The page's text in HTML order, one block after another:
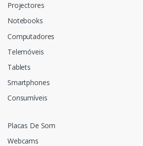
Projectores
Notebooks
Computadores
Telemóveis
Tablets
Smartphones
Consumíveis
Placas De Som
Webcams